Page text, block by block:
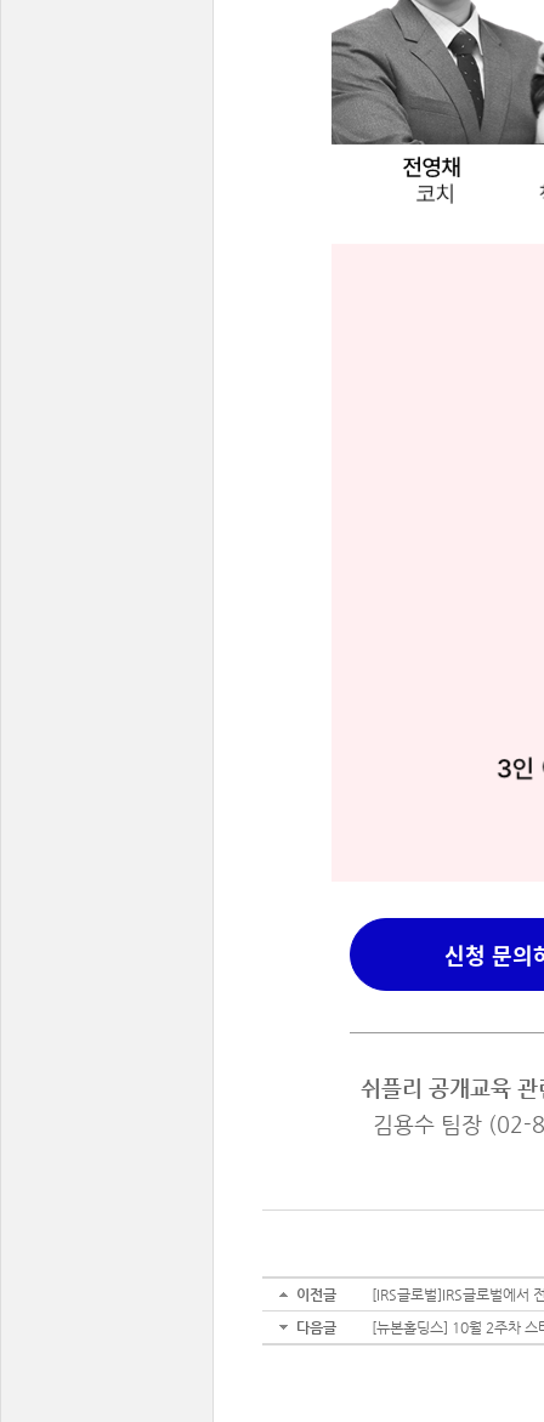
신청 문
쉬플리 공개교육
김용수 팀장 (02-
이전글
[IRS글로벌]IRS글로벌에서
다음글
[뉴본홀딩스] 10월 2주차 스